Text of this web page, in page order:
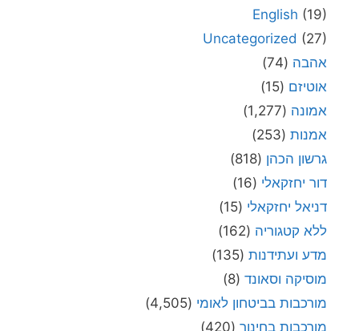
English (19)
Uncategorized (27)
אהבה (74)
אוטיזם (15)
אמונה (1,277)
אמנות (253)
גרשון הכהן (818)
דור יחזקאלי (16)
דניאל יחזקאלי (15)
ללא קטגוריה (162)
מדע ועתידנות (135)
מוסיקה וסאונד (8)
מורכבות בביטחון לאומי (4,505)
מורכבות בחינוך (420)